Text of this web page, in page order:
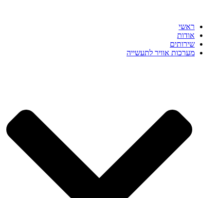
ראשי
אודות
שירותים
מערכות אוויר לתעשייה